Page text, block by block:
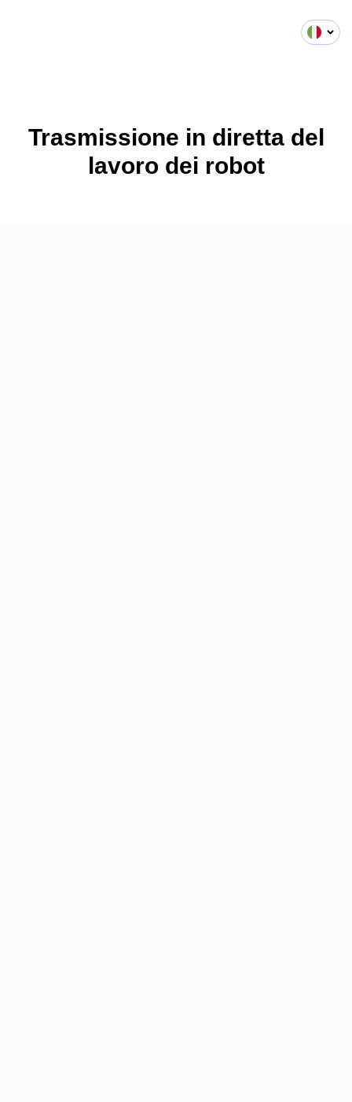
Trasmissione in diretta del
lavoro dei robot